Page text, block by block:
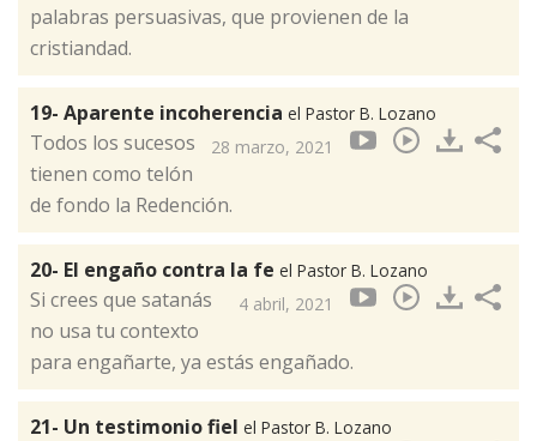
palabras persuasivas, que provienen de la
cristiandad.
19- Aparente incoherencia el Pastor B. Lozano
28 marzo, 2021
Todos los sucesos
tienen como telón
de fondo la Redención.
20- El engaño contra la fe el Pastor B. Lozano
4 abril, 2021
Si crees que satanás
no usa tu contexto
para engañarte, ya estás engañado.
21- Un testimonio fiel el Pastor B. Lozano